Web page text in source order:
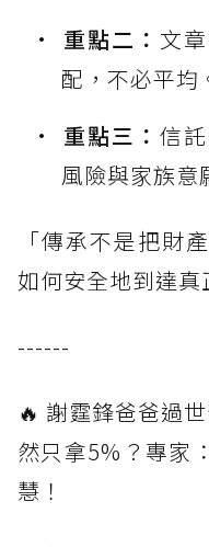
重點二： 文
配，不必平均
重點三：信
風險與家族意
「傳承不是把財
如何安全地到達真
------
🔥 謝霆鋒爸爸過
然只拿5%？專家
慧！